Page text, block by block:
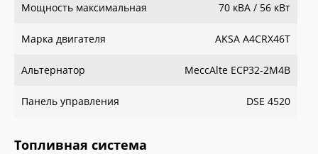
Мощность максимальная 70 кВА / 56 кВт
Марка двигателя AKSA A4CRX46T
Альтернатор MeccAlte ECP32-2M4B
Панель управления DSE 4520
Топливная система